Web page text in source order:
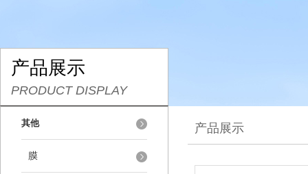
产品展示
PRODUCT DISPLAY
其他
膜
产品展示